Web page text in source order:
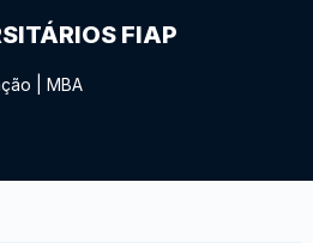
FIAP
MBA